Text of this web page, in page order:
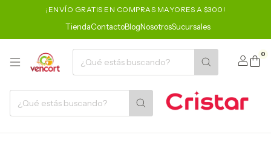
¡ENVÍO GRATIS EN COMPRAS MAYORES A $300!
TiendaContactoBlogNosotrosSucursales
0